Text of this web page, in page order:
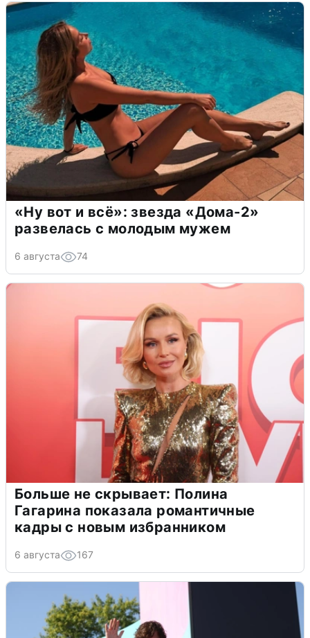
«Ну вот и всё»: звезда «Дома-2»
развелась с молодым мужем
6 августа 74
Больше не скрывает: Полина
Гагарина показала романтичные
кадры с новым избранником
6 августа 167